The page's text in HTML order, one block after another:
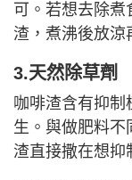
可。若想去除
渣，煮沸後放涼
3.天然除草劑
咖啡渣含有抑制
生。與做肥料不
渣直接撒在想抑